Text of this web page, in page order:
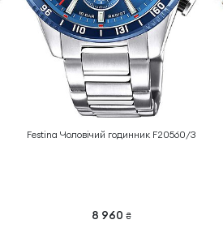
Festina Чоловічий годинник F20560/3
8 960 ₴